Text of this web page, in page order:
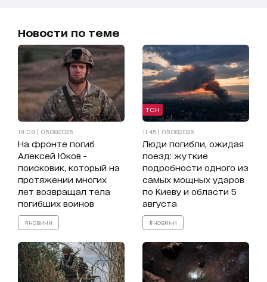
Новости по теме
19:09 | 05.08.2026
На фронте погиб
Алексей Юков -
поисковик, который на
протяжении многих
лет возвращал тела
погибших воинов
#новини
ТСН
11:45 | 05.08.2026
Люди погибли, ожидая
поезд: жуткие
подробности одного из
самых мощных ударов
по Киеву и области 5
августа
#новини